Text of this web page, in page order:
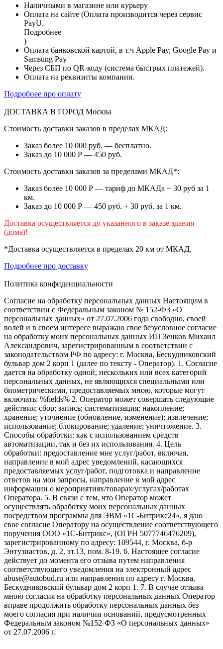
Наличными в магазине или курьеру
Оплата на сайте (Оплата производится через сервис
PayU.
Подробнее
)
Оплата банковской картой, в т.ч Apple Pay, Google Pay и
Samsung Pay
Через СБП по QR-коду (система быстрых платежей).
Оплата на реквизиты компании.
Подробнее про оплату
ДОСТАВКА В ГОРОД Москва
Стоимость доставки заказов в пределах МКАД:
Заказ более 10 000 руб. — бесплатно.
Заказ до 10 000 Р — 450 руб.
Стоимость доставки заказов за пределами МКАД*:
Заказ более 10 000 Р — тариф до МКАДа + 30 руб за 1
км.
Заказ до 10 000 Р — 450 руб. + 30 руб. за 1 км.
Доставка осуществляется до указанного в заказе здания
(дома)!
*Доставка осуществляется в пределах 20 км от МКАД.
Подробнее про доставку
Политика конфиденциальности
Согласие на обработку персональных данных Настоящим в
соответствии с Федеральным законом № 152-ФЗ «О
персональных данных» от 27.07.2006 года свободно, своей
волей и в своем интересе выражаю свое безусловное согласие
на обработку моих персональных данных ИП Зенков Михаил
Александрович, зарегистрированным в соответствии с
законодательством РФ по адресу: г. Москва, Бескудниковский
бульвар дом 2 корп 1 (далее по тексту - Оператор). 1. Согласие
дается на обработку одной, нескольких или всех категорий
персональных данных, не являющихся специальными или
биометрическими, предоставляемых мною, которые могут
включать: %fields% 2. Оператор может совершать следующие
действия: сбор; запись; систематизация; накопление;
хранение; уточнение (обновление, изменение); извлечение;
использование; блокирование; удаление; уничтожение. 3.
Способы обработки: как с использованием средств
автоматизации, так и без их использования. 4. Цель
обработки: предоставление мне услуг/работ, включая,
направление в мой адрес уведомлений, касающихся
предоставляемых услуг/работ, подготовка и направление
ответов на мои запросы, направление в мой адрес
информации о мероприятиях/товарах/услугах/работах
Оператора. 5. В связи с тем, что Оператор может
осуществлять обработку моих персональных данных
посредством программы для ЭВМ «1С-Битрикс24», я даю
свое согласие Оператору на осуществление соответствующего
поручения ООО «1С-Битрикс», (ОГРН 5077746476209),
зарегистрированному по адресу: 109544, г. Москва, б-р
Энтузиастов, д. 2, эт.13, пом. 8-19. 6. Настоящее согласие
действует до момента его отзыва путем направления
соответствующего уведомления на электронный адрес
abuse@autobud.ru или направления по адресу г. Москва,
Бескудниковский бульвар дом 2 корп 1. 7. В случае отзыва
мною согласия на обработку персональных данных Оператор
вправе продолжить обработку персональных данных без
моего согласия при наличии оснований, предусмотренных
Федеральным законом №152-ФЗ «О персональных данных»
от 27.07.2006 г.